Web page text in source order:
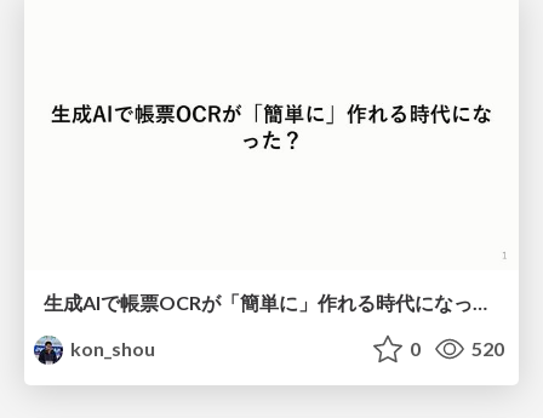
生成AIで帳票OCRが「簡単に」作れる時代になった？
kon_shou
0 520